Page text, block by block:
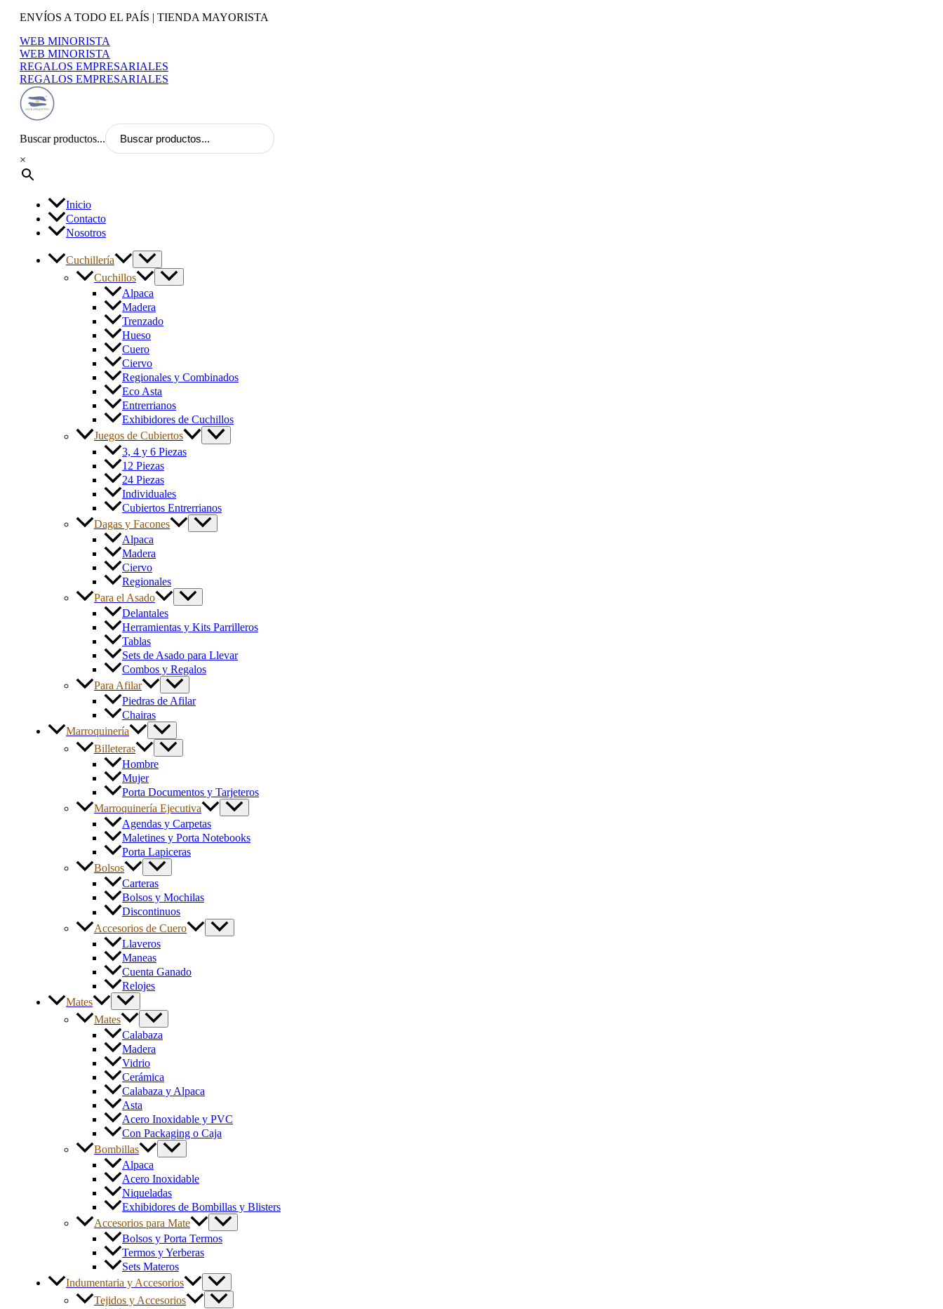
contenido
ENVÍOS A TODO EL PAÍS | TIENDA MAYORISTA
WEB MINORISTA
WEB MINORISTA
REGALOS EMPRESARIALES
REGALOS EMPRESARIALES
Buscar productos...
×
Inicio
Contacto
Nosotros
Cuchillería
Cuchillos
Alpaca
Madera
Trenzado
Hueso
Cuero
Ciervo
Regionales y Combinados
Eco Asta
Entrerrianos
Exhibidores de Cuchillos
Juegos de Cubiertos
3, 4 y 6 Piezas
12 Piezas
24 Piezas
Individuales
Cubiertos Entrerrianos
Dagas y Facones
Alpaca
Madera
Ciervo
Regionales
Para el Asado
Delantales
Herramientas y Kits Parrilleros
Tablas
Sets de Asado para Llevar
Combos y Regalos
Para Afilar
Piedras de Afilar
Chairas
Marroquinería
Billeteras
Hombre
Mujer
Porta Documentos y Tarjeteros
Marroquinería Ejecutiva
Agendas y Carpetas
Maletines y Porta Notebooks
Porta Lapiceras
Bolsos
Carteras
Bolsos y Mochilas
Discontinuos
Accesorios de Cuero
Llaveros
Maneas
Cuenta Ganado
Relojes
Mates
Mates
Calabaza
Madera
Vidrio
Cerámica
Calabaza y Alpaca
Asta
Acero Inoxidable y PVC
Con Packaging o Caja
Bombillas
Alpaca
Acero Inoxidable
Niqueladas
Exhibidores de Bombillas y Blisters
Accesorios para Mate
Bolsos y Porta Termos
Termos y Yerberas
Sets Materos
Indumentaria y Accesorios
Tejidos y Accesorios